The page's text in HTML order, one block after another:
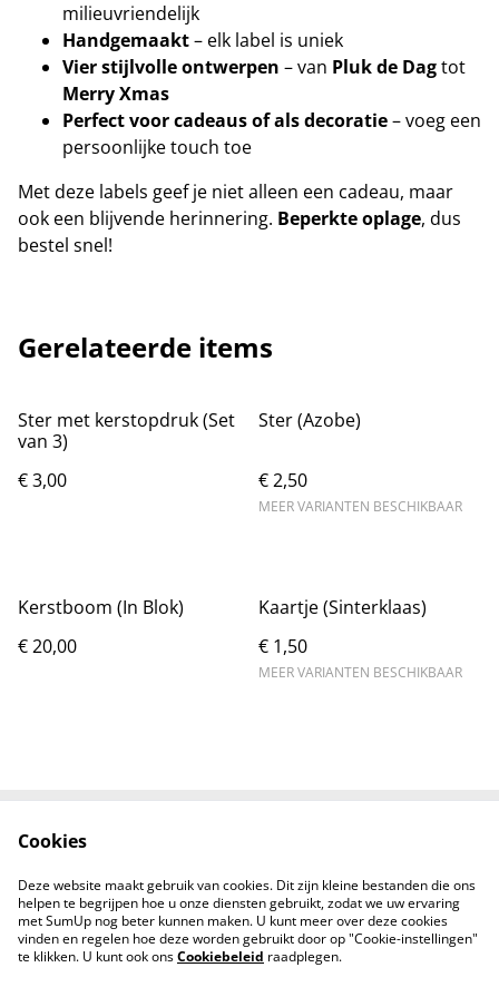
milieuvriendelijk
Handgemaakt– elk label is uniek
Vier stijlvolle ontwerpen – van Pluk de Dagtot
Merry Xmas
Perfect voor cadeaus of als decoratie– voeg een
persoonlijke touch toe
Met deze labels geef je niet alleen een cadeau, maar
ook een blijvende herinnering. Beperkte oplage, dus
bestel snel!
Gerelateerde items
Ster met kerstopdruk (Set
van 3)
€ 3,00
Ster (Azobe)
€ 2,50
MEER VARIANTEN BESCHIKBAAR
Kerstboom (In Blok)
€ 20,00
Kaartje (Sinterklaas)
€ 1,50
MEER VARIANTEN BESCHIKBAAR
voorwaarden
Privacybeleid
Cookie Policy
Cookies
Deze website maakt gebruik van cookies. Dit zijn kleine bestanden die ons
helpen te begrijpen hoe u onze diensten gebruikt, zodat we uw ervaring
met SumUp nog beter kunnen maken. U kunt meer over deze cookies
vinden en regelen hoe deze worden gebruikt door op "Cookie-instellingen"
te klikken. U kunt ook onsCookiebeleid raadplegen.